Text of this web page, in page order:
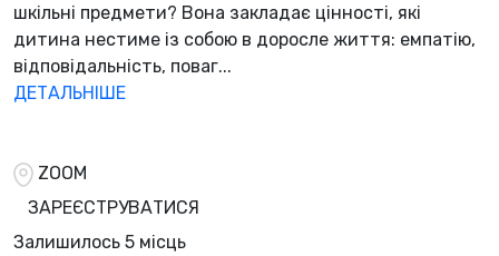
шкільні предмети? Вона закладає цінності, які
дитина нестиме із собою в доросле життя: емпатію,
відповідальність, поваг...
ДЕТАЛЬНІШЕ
ZOOM
ЗАРЕЄСТРУВАТИСЯ
Залишилось 5 місць